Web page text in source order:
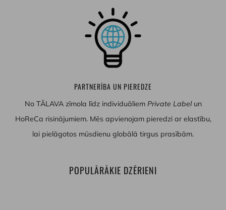
PARTNERĪBA UN PIEREDZE
No TĀLAVA zīmola līdz individuāliem Private Labelun
HoReCa risinājumiem. Mēs apvienojam pieredzi ar elastību,
lai pielāgotos mūsdienu globālā tirgus prasībām.
POPULĀRĀKIE DZĒRIENI